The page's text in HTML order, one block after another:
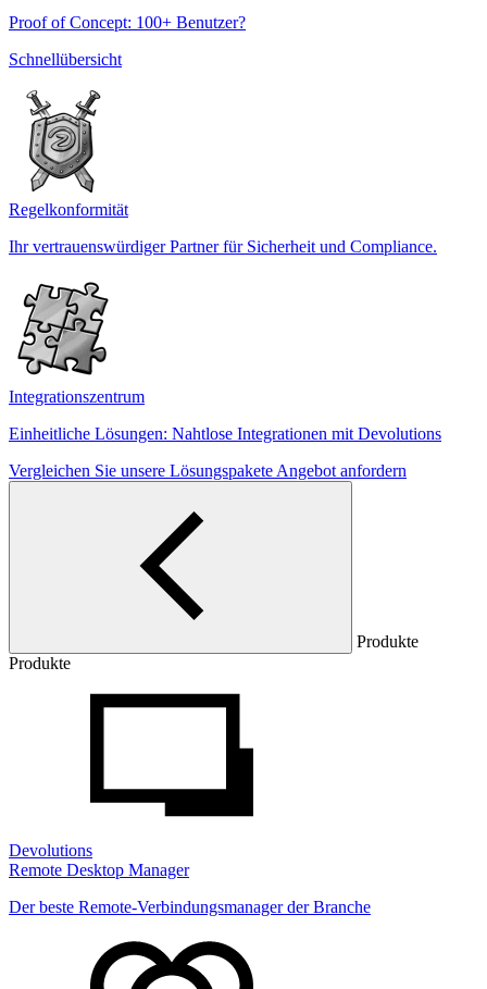
Proof of Concept: 100+ Benutzer?
Schnellübersicht
Regelkonformität
Ihr vertrauenswürdiger Partner für Sicherheit und Compliance.
Integrationszentrum
Einheitliche Lösungen: Nahtlose Integrationen mit Devolutions
Vergleichen Sie unsere Lösungspakete Angebot anfordern
Produkte
Produkte
Devolutions
Remote Desktop Manager
Der beste Remote-Verbindungsmanager der Branche